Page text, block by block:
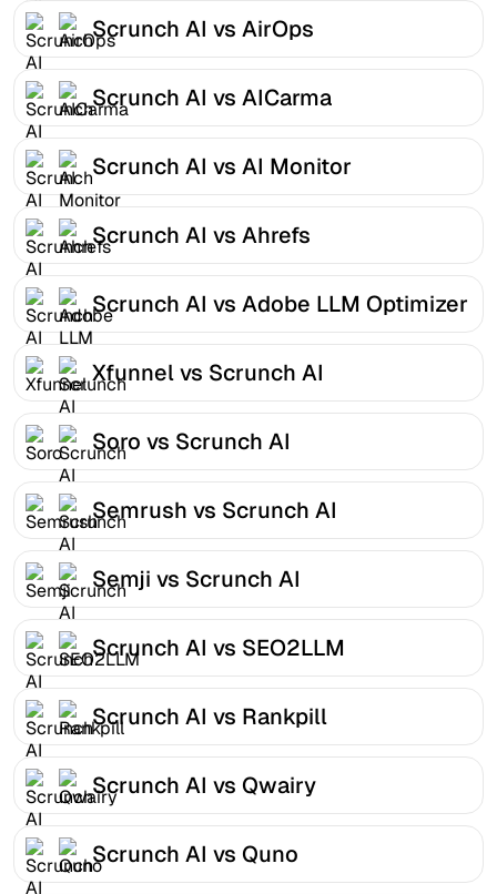
Scrunch AI vs AirOps
Scrunch AI vs AICarma
Scrunch AI vs AI Monitor
Scrunch AI vs Ahrefs
Scrunch AI vs Adobe LLM Optimizer
Xfunnel vs Scrunch AI
Soro vs Scrunch AI
Semrush vs Scrunch AI
Semji vs Scrunch AI
Scrunch AI vs SEO2LLM
Scrunch AI vs Rankpill
Scrunch AI vs Qwairy
Scrunch AI vs Quno